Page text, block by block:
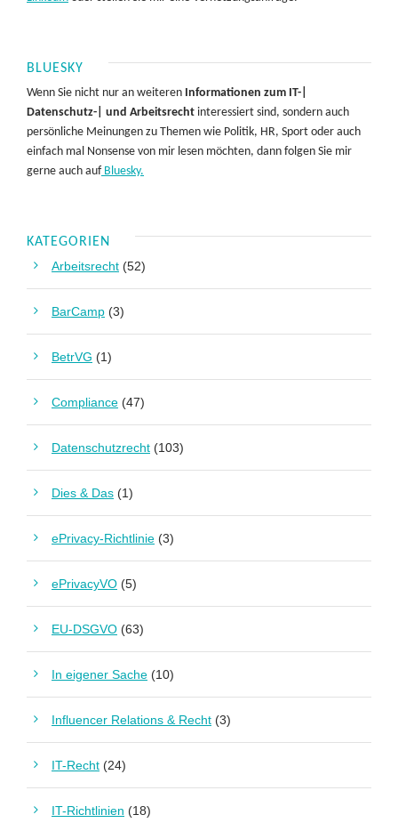
BLUESKY
Wenn Sie nicht nur an weiteren Informationen zum IT-|
Datenschutz-| und Arbeitsrecht interessiert sind, sondern auch
persönliche Meinungen zu Themen wie Politik, HR, Sport oder auch
einfach mal Nonsense von mir lesen möchten, dann folgen Sie mir
gerne auch aufBluesky.
KATEGORIEN
Arbeitsrecht (52)
BarCamp (3)
BetrVG (1)
Compliance (47)
Datenschutzrecht (103)
Dies & Das (1)
ePrivacy-Richtlinie (3)
ePrivacyVO (5)
EU-DSGVO (63)
In eigener Sache (10)
Influencer Relations & Recht (3)
IT-Recht (24)
IT-Richtlinien (18)